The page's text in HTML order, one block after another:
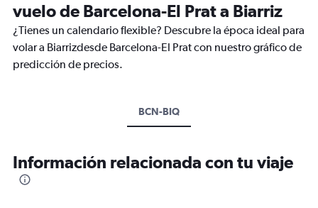
vuelo de Barcelona-El Prat a Biarriz
¿Tienes un calendario flexible? Descubre la época ideal para
volar a Biarrizdesde Barcelona-El Prat con nuestro gráfico de
predicción de precios.
BCN-BIQ
Información relacionada con tu viaje